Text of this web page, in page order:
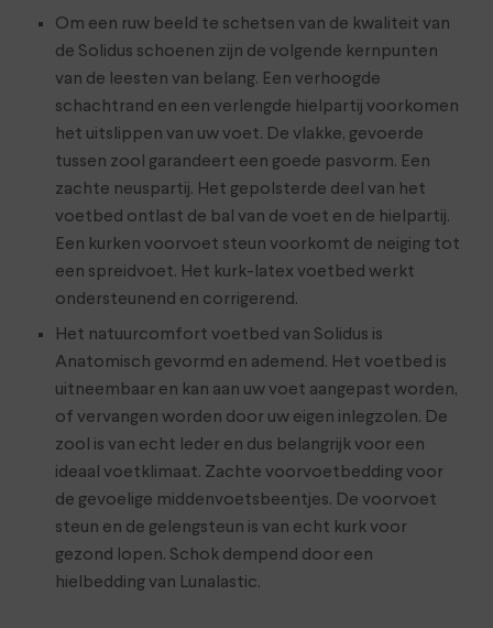
Om een ruw beeld te schetsen van de kwaliteit van
de Solidus schoenen zijn de volgende kernpunten
van de leesten van belang. Een verhoogde
schachtrand en een verlengde hielpartij voorkomen
het uitslippen van uw voet. De vlakke, gevoerde
tussen zool garandeert een goede pasvorm. Een
zachte neuspartij. Het gepolsterde deel van het
voetbed ontlast de bal van de voet en de hielpartij.
Een kurken voorvoet steun voorkomt de neiging tot
een spreidvoet. Het kurk-latex voetbed werkt
ondersteunend en corrigerend.
Het natuurcomfort voetbed van Solidus is
Anatomisch gevormd en ademend. Het voetbed is
uitneembaar en kan aan uw voet aangepast worden,
of vervangen worden door uw eigen inlegzolen. De
zool is van echt leder en dus belangrijk voor een
ideaal voetklimaat. Zachte voorvoetbedding voor
de gevoelige middenvoetsbeentjes. De voorvoet
steun en de gelengsteun is van echt kurk voor
gezond lopen. Schok dempend door een
hielbedding van Lunalastic.